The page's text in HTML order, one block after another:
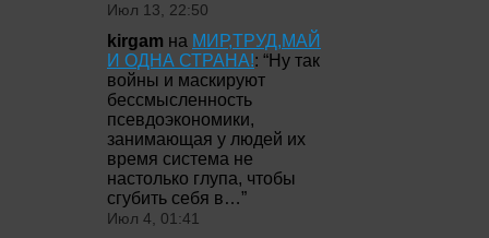
Июл 13, 22:50
kirgam на МИР,ТРУД,МАЙ
И ОДНА СТРАНА!: “Ну так
войны и маскируют
бессмысленность
псевдоэкономики,
занимающая у людей их
время система не
настолько глупа, чтобы
сгубить себя в…”
Июл 4, 01:41